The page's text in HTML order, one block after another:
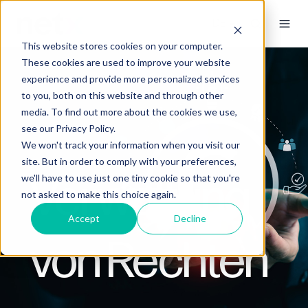
This website stores cookies on your computer.
These cookies are used to improve your website
experience and provide more personalized services
to you, both on this website and through other
media. To find out more about the cookies we use,
see our Privacy Policy.
We won't track your information when you visit our
site. But in order to comply with your preferences,
we'll have to use just one tiny cookie so that you're
not asked to make this choice again.
Accept Decline
Verwaltung
von Rechten